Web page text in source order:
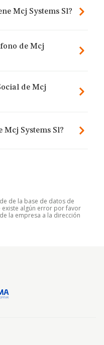
Mcj Systems Sl?
de Mcj
de Mcj
Mcj Systems Sl?
de la base de datos de
existe algún error por favor
la empresa a la dirección